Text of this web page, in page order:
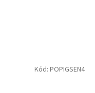
Kód: POPIGSEN4